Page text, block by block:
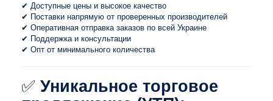
✔ Доступные цены и высокое качество
✔ Поставки напрямую от проверенных производителей
✔ Оперативная отправка заказов по всей Украине
✔ Поддержка и консультации
✔ Опт от минимального количества
✅ Уникальное торговое